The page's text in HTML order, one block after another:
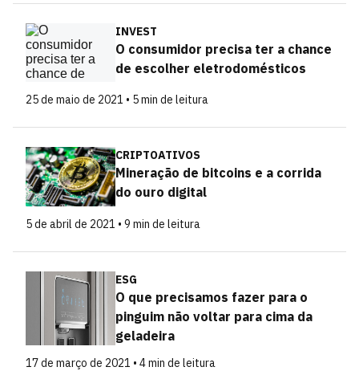
INVEST
O consumidor precisa ter a chance
de escolher eletrodomésticos
25 de maio de 2021 • 5 min de leitura
CRIPTOATIVOS
Mineração de bitcoins e a corrida
do ouro digital
5 de abril de 2021 • 9 min de leitura
ESG
O que precisamos fazer para o
pinguim não voltar para cima da
geladeira
17 de março de 2021 • 4 min de leitura